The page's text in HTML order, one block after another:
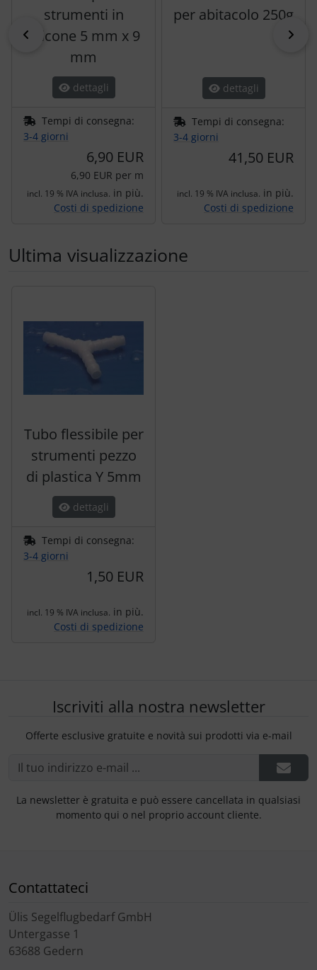
indietro
strumenti in
silicone 5 mm x 9
mm
dettagli
Tempi di consegna:
3-4 giorni
6,90 EUR
6,90 EUR per m
incl. 19 % IVA inclusa. in più.
Costi di spedizione
per abitacolo 250g
dettagli
Tempi di consegna:
3-4 giorni
41,50 EUR
incl. 19 % IVA inclusa. in più.
Costi di spedizione
Ultima visualizzazione
Tubo flessibile per
strumenti pezzo
di plastica Y 5mm
dettagli
Tempi di consegna:
3-4 giorni
1,50 EUR
incl. 19 % IVA inclusa. in più.
Costi di spedizione
Iscriviti alla nostra newsletter
Offerte esclusive gratuite e novità sui prodotti via e-mail
La newsletter è gratuita e può essere cancellata in qualsiasi
momento qui o nel proprio account cliente.
Contattateci
Ülis Segelflugbedarf GmbH
Untergasse 1
63688 Gedern